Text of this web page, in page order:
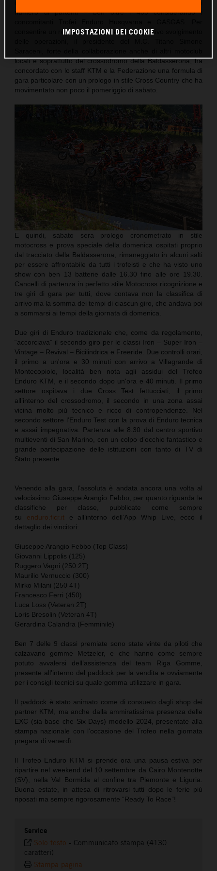
numero di partenti – ben oltre i 400 considerando i
consentire un regolare e ovviamente competitivo svolgimento
locali e soprattutto del crossodromo della Baldasserona, ha
concordato con lo staff KTM e la Federazione una formula di
gara particolare con un prologo in stile Cross Country che ha
movimentato non poco il pomeriggio di sabato.
E quindi, sabato sera prologo cronometrato in stile
motocross e prova speciale della domenica ospitati proprio
dal tracciato della Baldasserona, rimaneggiato in alcuni salti
per essere affrontabile da tutti i trofeisti e che ha visto uno
show con ben 13 batterie dalle 16.30 fino alle ore 19.30.
Cancelli di partenza in perfetto stile Motocross ricognizione e
tre giri di gara per tutti, dove contava non la classifica di
arrivo ma la somma dei tempi di ciascun giro, che andava poi
a sommarsi ai tempi della giornata di domenica.
Due giri di Enduro tradizionale che, come da regolamento,
“accorciava” il secondo giro per le classi Iron – Super Iron –
Vintage – Revival – Bicilindrica e Freeride. Due controlli orari,
il primo a un'ora e 30 minuti con arrivo a Villagrande di
Montecopiolo, località ben nota agli assidui del Trofeo
Enduro KTM, e il secondo dopo un'ora e 40 minuti. Il primo
settore ospitava i due Cross Test fettucciati, il primo
all’interno del crossodromo, il secondo in una zona assai
vicina molto più tecnico e ricco di contropendenze. Nel
secondo settore l’Enduro Test con la prova di Enduro tecnica
e assai impegnativa. Partenza alle 8.30 dal centro sportivo
multieventi di San Marino, con un colpo d'occhio fantastico e
grande partecipazione delle istituzioni con tanto di TV di
Stato presente.
Venendo alla gara, l’assoluta è andata ancora una volta al
velocissimo Giuseppe Arangio Febbo; per quanto riguarda le
classifiche per classe, pubblicate come sempre
su enduro.ficr.it e all’interno dell’App Whip Live, ecco il
dettaglio dei vincitori:
Giuseppe Arangio Febbo (Top Class)
Giovanni Lippolis (125)
Ruggero Vagni (250 2T)
Maurilio Vernuccio (300)
Mirko Milani (250 4T)
Francesco Ferri (450)
Luca Loss (Veteran 2T)
Loris Bresolin (Veteran 4T)
Gerardina Calandra (Femminile)
Ben 7 delle 9 classi premiate sono state vinte da piloti che
calzavano gomme Metzeler, e che hanno come sempre
potuto avvalersi dell’assistenza del team Riga Gomme,
presente all'interno del paddock per la vendita e ovviamente
per i consigli tecnici su quale gomma utilizzare in gara.
Il paddock è stato animato come di consueto dagli shop dei
partner KTM, ma anche dalla ammiratissima presenza delle
EXC (sia base che Six Days) modello 2024, presentate alla
stampa nazionale con l’occasione del Trofeo nella giornata
pregara di venerdì.
Il Trofeo Enduro KTM si prende ora una pausa estiva per
ripartire nel weekend del 10 settembre da Cairo Montenotte
(SV), nella Val Bormida al confine tra Piemonte e Liguria.
Buona estate, in attesa di ritrovarsi tutti dopo le ferie più
riposati ma sempre rigorosamente “Ready To Race”!
Service
Solo testo - Communicato stampa (4130
caratteri)
Stampa pagina
IMPOSTAZIONI DEI COOKIE